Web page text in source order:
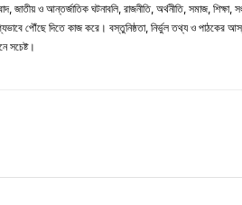
জাতীয় ও আন্তর্জাতিক ঘটনাবলি, রাজনীতি, অর্থনীতি, সমাজ,
পৌঁছে দিতে কাজ করে। বস্তুনিষ্ঠতা, নির্ভুল তথ্য ও পাঠকের
সচেষ্ট।